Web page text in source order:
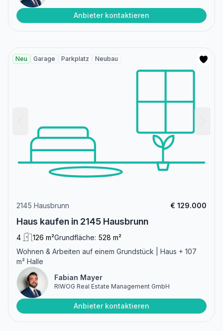
Anbieter kontaktieren
Neu Garage Parkplatz Neubau
2145 Hausbrunn € 129.000
Haus kaufen in 2145 Hausbrunn
4 126 m²Grundfläche: 528 m²
Wohnen & Arbeiten auf einem Grundstück | Haus + 107
m² Halle
Fabian Mayer
RIWOG Real Estate Management GmbH
Anbieter kontaktieren